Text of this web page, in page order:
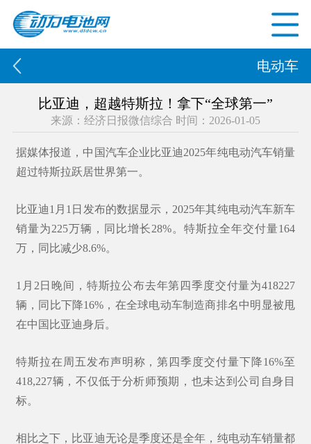
电动车
比亚迪，超越特斯拉！拿下“全球第一”
来源：经济日报微信综合 时间：2026-01-05
据媒体报道，中国汽车企业比亚迪2025年纯电动汽车销量
超过特斯拉跃居世界第一。
比亚迪1月1日发布的数据显示，2025年其纯电动汽车新车
销量为225万辆，同比增长28%。特斯拉全年交付量164
万，同比减少8.6%。
1月2日晚间，特斯拉公布去年第四季度交付量为418227
辆，同比下降16%，在全球电动车制造商排名中明显被甩
在中国比亚迪身后。
特斯拉在周五发布声明称，第四季度交付量下降16%至
418,227辆，不仅低于分析师预期，也未达到公司自身目
标。
相比之下，比亚迪无论是季度还是全年，纯电动车销量都